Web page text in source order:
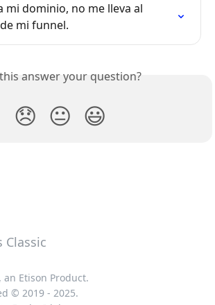
mi dominio, no me lleva al
mi funnel.
answer your question?
😞 😐 😃
an Etison Product.
© 2019 - 2025.